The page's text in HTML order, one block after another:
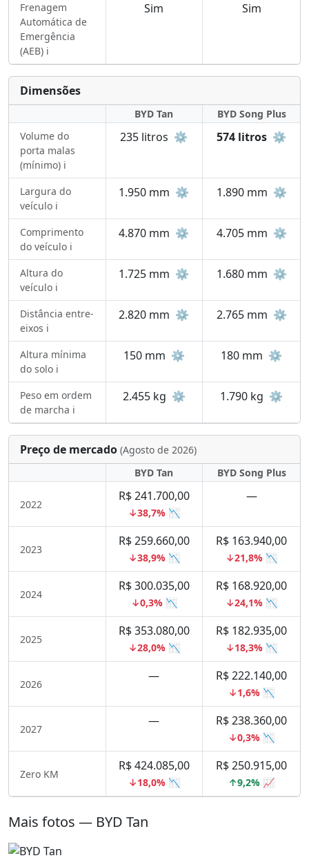
Frenagem
Automática de
Emergência
(AEB) ℹ️
Sim Sim
Dimensões
BYD Tan
BYD Song Plus
Volume do
porta malas
(mínimo) ℹ️
235 litros ⚙️ 574 litros ⚙️
Largura do
veículo ℹ️
1.950 mm ⚙️ 1.890 mm ⚙️
Comprimento
do veículo ℹ️
4.870 mm ⚙️ 4.705 mm ⚙️
Altura do
veículo ℹ️
1.725 mm ⚙️ 1.680 mm ⚙️
Distância entre-
eixos ℹ️
2.820 mm ⚙️ 2.765 mm ⚙️
Altura mínima
do solo ℹ️
150 mm ⚙️ 180 mm ⚙️
Peso em ordem
de marcha ℹ️
2.455 kg ⚙️ 1.790 kg ⚙️
Preço de mercado (Agosto de 2026)
BYD Tan
BYD Song Plus
2022
R$ 241.700,00
↓38,7% 📉
—
2023
R$ 259.660,00
↓38,9% 📉
R$ 163.940,00
↓21,8% 📉
2024
R$ 300.035,00
↓0,3% 📉
R$ 168.920,00
↓24,1% 📉
2025
R$ 353.080,00
↓28,0% 📉
R$ 182.935,00
↓18,3% 📉
2026
— R$ 222.140,00
↓1,6% 📉
2027
— R$ 238.360,00
↓0,3% 📉
Zero KM
R$ 424.085,00
↓18,0% 📉
R$ 250.915,00
↑9,2% 📈
Mais fotos — BYD Tan